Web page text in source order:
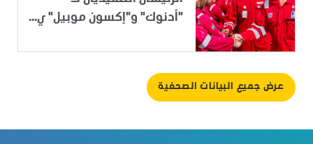
"أدنوك" و"إكسون موبيل" ي...
عرض جميع البيانات الصحفية